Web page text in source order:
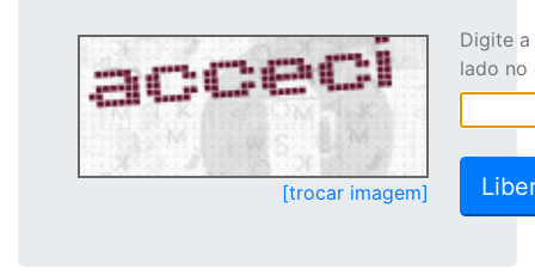
[trocar imagem]
Digite
lado no